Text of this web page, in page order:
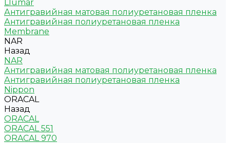
Llumar
Антигравийная матовая полиуретановая пленка
Антигравийная полиуретановая пленка
Membrane
NAR
Назад
NAR
Антигравийная матовая полиуретановая пленка
Антигравийная полиуретановая пленка
Nippon
ORACAL
Назад
ORACAL
ORACAL 551
ORACAL 970